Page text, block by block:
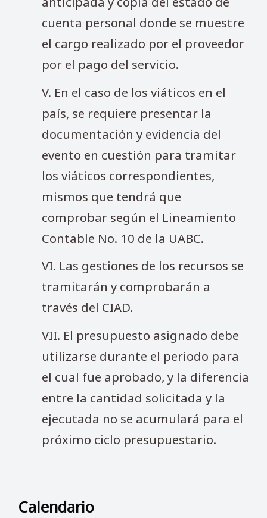
cuenta personal donde se muestre
el cargo realizado por el proveedor
por el pago del servicio.
V. En el caso de los viáticos en el
país, se requiere presentar la
documentación y evidencia del
evento en cuestión para tramitar
los viáticos correspondientes,
mismos que tendrá que
comprobar según el Lineamiento
Contable No. 10 de la UABC.
VI. Las gestiones de los recursos se
tramitarán y comprobarán a
través del CIAD.
VII. El presupuesto asignado debe
utilizarse durante el periodo para
el cual fue aprobado, y la diferencia
entre la cantidad solicitada y la
ejecutada no se acumulará para el
próximo ciclo presupuestario.
Calendario